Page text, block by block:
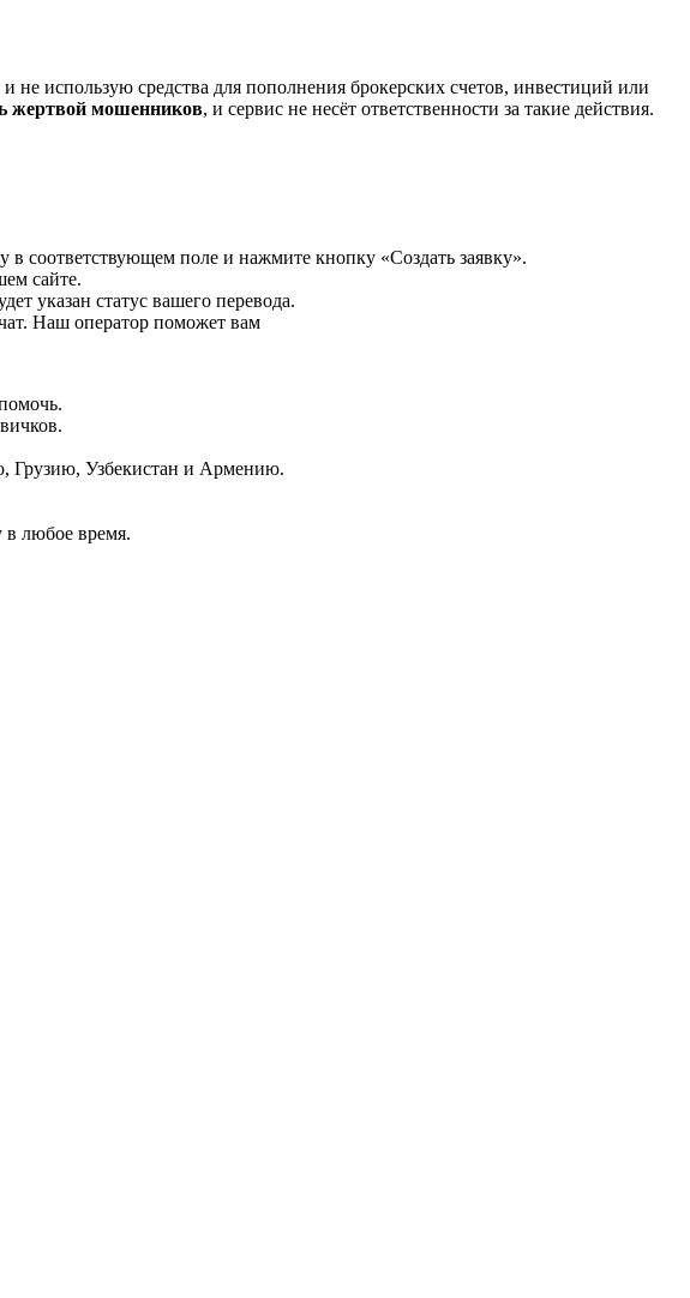
использую средства для пополнения брокерских счетов, инвестиций или
жертвой мошенников, и сервис не несёт ответственности за такие действия.
в соответствующем поле и нажмите кнопку «Создать заявку».
сайте.
указан статус вашего перевода.
Наш оператор поможет вам
Грузию, Узбекистан и Армению.
любое время.